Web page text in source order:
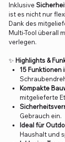
Inklusive
ist es nicht nur
Dank des
Multi-Tool überall
verlegen.
✨ Highlights &
15 Funktionen
Kompakte
mitgelieferte
Gebrauch ein.
Ideal für
Haushalt und